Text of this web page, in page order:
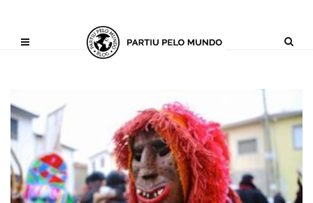
('AI_CONTENT_MARKER_NO_GET_SIDEBAR', true);